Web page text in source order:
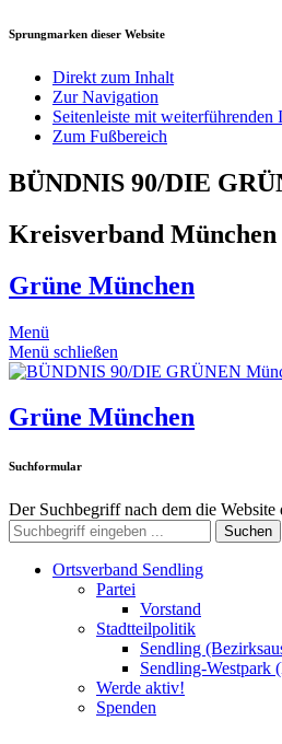
Sprungmarken dieser Website
Direkt zum Inhalt
Zur Navigation
Seitenleiste mit weiterführenden
Zum Fußbereich
BÜNDNIS 90/DIE
Kreisverband München
Grüne München
Menü
Menü schließen
Grüne München
Suchformular
Der Suchbegriff nach dem die Website
Suchen
Ortsverband Sendling
Partei
Vorstand
Stadtteilpolitik
Sendling
Sendling-Westpark
Werde aktiv!
Spenden